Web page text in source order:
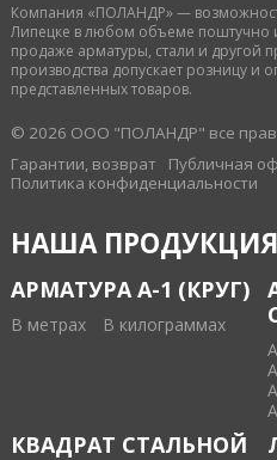
Компания «ПОЛАНДР» —
Липецке в любом объеме
продаже арматуры, стали и другой
производства допускает розницу и
представленных товаров.
© 2026 ООО "ПОЛАНДР" все
Гарантии, возврат
Публичная
Политика конфиденциальности
НАША ПРОДУКЦИЯ
АРМАТУРА А-1 (КРУГ)
В метрах В килограммах
КВАДРАТ СТАЛЬНОЙ